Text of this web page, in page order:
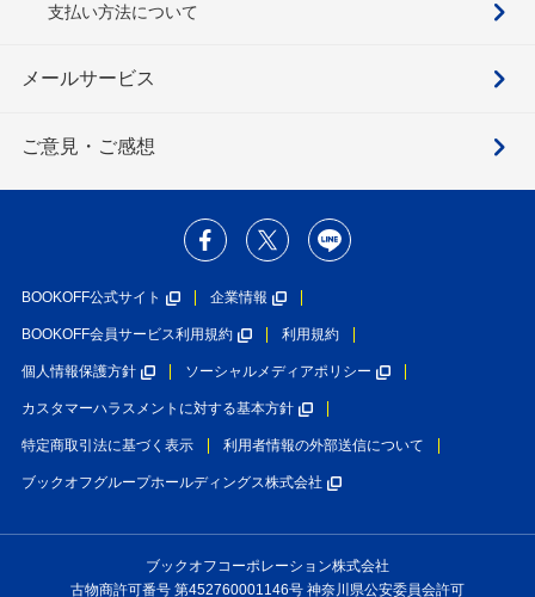
支払い方法について
メールサービス
ご意見・ご感想
BOOKOFF公式サイト 企業情報
BOOKOFF会員サービス利用規約 利用規約
個人情報保護方針 ソーシャルメディアポリシー
カスタマーハラスメントに対する基本方針
特定商取引法に基づく表示 利用者情報の外部送信について
ブックオフグループホールディングス株式会社
ブックオフコーポレーション株式会社
古物商許可番号 第452760001146号 神奈川県公安委員会許可